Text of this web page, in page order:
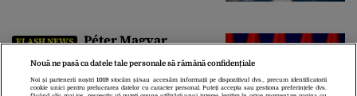
FLASH NEWS
Péter Magyar
președinte al Ungariei. Noul șef al
statului va fi votat marți de
22:26
Nouă ne pasă ca datele tale personale să rămână confidențiale
Noi și partenerii noștri1019 stocăm și/sau accesăm informații pe dispozitivul dvs., precum identificatorii
cookie unici pentru prelucrarea datelor cu caracter personal. Puteți accepta sau gestiona preferințele dvs.